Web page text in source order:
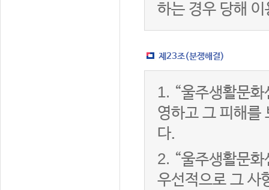
하는 경우 당해
제23조(분쟁해결)
1. “울주생활문
영하고 그 피해를
다.
2. “울주생활문
우선적으로 그 사